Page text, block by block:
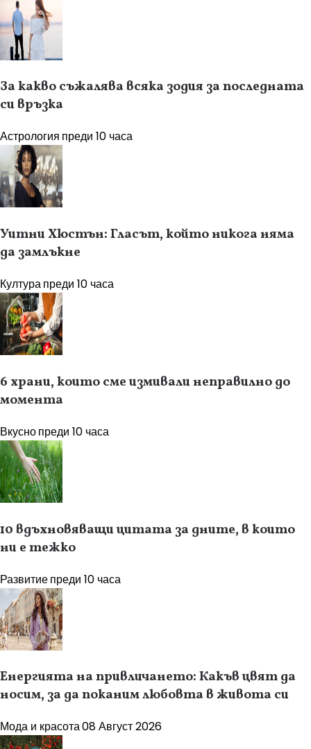
За какво съжалява всяка зодия за последната
си връзка
Астрология преди 10 часа
Уитни Хюстън: Гласът, който никога няма
да замлъкне
Културапреди 10 часа
6 храни, които сме измивали неправилно до
момента
Вкуснопреди 10 часа
10 вдъхновяващи цитата за дните, в които
ни е тежко
Развитиепреди 10 часа
Енергията на привличането: Какъв цвят да
носим, за да поканим любовта в живота си
Мода и красота08 Август 2026